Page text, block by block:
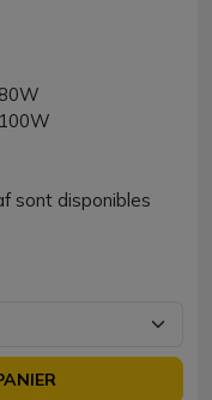
sont disponibles